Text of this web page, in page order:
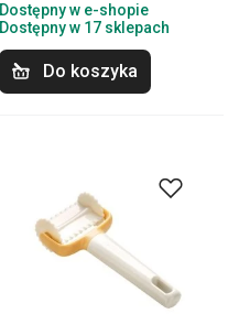
Dostępny w e-shopie
Dostępny w 17 sklepach
Do koszyka